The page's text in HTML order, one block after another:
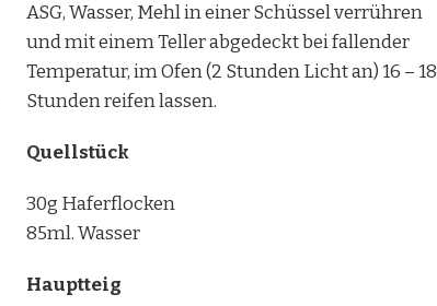
ASG, Wasser, Mehl in einer Schüssel verrühren
und mit einem Teller abgedeckt bei fallender
Temperatur, im Ofen (2 Stunden Licht an) 16 – 18
Stunden reifen lassen.
Quellstück
30g Haferflocken
85ml. Wasser
Hauptteig